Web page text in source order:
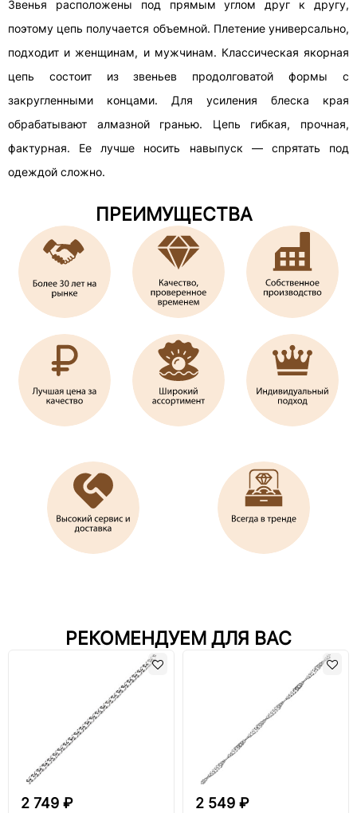
Звенья расположены под прямым углом друг к другу,
поэтому цепь получается объемной. Плетение универсально,
подходит и женщинам, и мужчинам. Классическая якорная
цепь состоит из звеньев продолговатой формы с
закругленными концами. Для усиления блеска края
обрабатывают алмазной гранью. Цепь гибкая, прочная,
фактурная. Ее лучше носить навыпуск — спрятать под
одеждой сложно.
ПРЕИМУЩЕСТВА
РЕКОМЕНДУЕМ ДЛЯ ВАС
2 749 ₽ 2 549 ₽